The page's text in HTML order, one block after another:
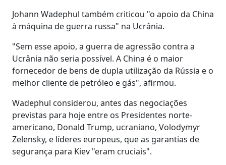
Johann Wadephul também criticou "o apoio da China
à máquina de guerra russa" na Ucrânia.
"Sem esse apoio, a guerra de agressão contra a
Ucrânia não seria possível. A China é o maior
fornecedor de bens de dupla utilização da Rússia e o
melhor cliente de petróleo e gás", afirmou.
Wadephul considerou, antes das negociações
previstas para hoje entre os Presidentes norte-
americano, Donald Trump, ucraniano, Volodymyr
Zelensky, e líderes europeus, que as garantias de
segurança para Kiev "eram cruciais".